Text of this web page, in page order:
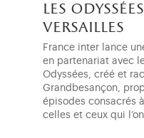
les
versailles
France inter lance
en partenariat avec
Odyssées, créé et
Grandbesançon,
épisodes consacrés
celles et ceux qui